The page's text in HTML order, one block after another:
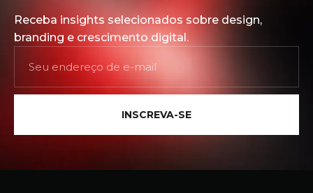
Receba insights selecionados sobre design,
branding e crescimento digital.
INSCREVA-SE